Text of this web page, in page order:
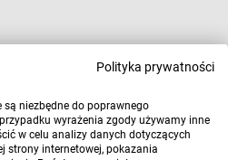
Polityka prywatności
niezbędne do poprawnego
wyrażenia zgody używamy inne
w celu analizy danych dotyczących
strony internetowej, pokazania